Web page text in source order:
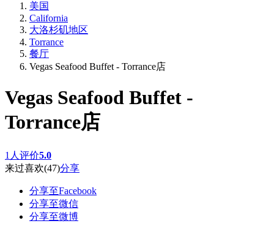
美国
California
大洛杉矶地区
Torrance
餐厅
Vegas Seafood Buffet - Torrance店
Vegas Seafood Buffet -
Torrance店
1人评价5.0
来过喜欢(47)分享
分享至Facebook
分享至微信
分享至微博